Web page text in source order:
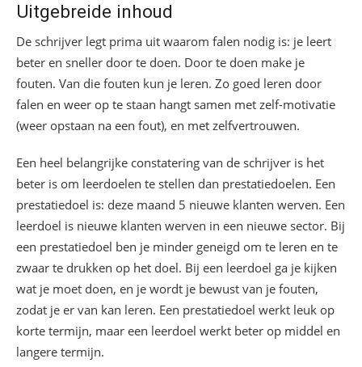
Uitgebreide inhoud
De schrijver legt prima uit waarom falen nodig is: je leert
beter en sneller door te doen. Door te doen make je
fouten. Van die fouten kun je leren. Zo goed leren door
falen en weer op te staan hangt samen met zelf-motivatie
(weer opstaan na een fout), en met zelfvertrouwen.
Een heel belangrijke constatering van de schrijver is het
beter is om leerdoelen te stellen dan prestatiedoelen. Een
prestatiedoel is: deze maand 5 nieuwe klanten werven. Een
leerdoel is nieuwe klanten werven in een nieuwe sector. Bij
een prestatiedoel ben je minder geneigd om te leren en te
zwaar te drukken op het doel. Bij een leerdoel ga je kijken
wat je moet doen, en je wordt je bewust van je fouten,
zodat je er van kan leren. Een prestatiedoel werkt leuk op
korte termijn, maar een leerdoel werkt beter op middel en
langere termijn.